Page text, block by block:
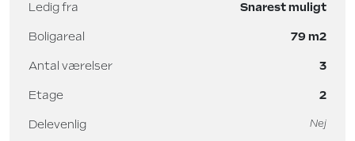
Ledig fra Snarest muligt
Boligareal 79 m2
Antal værelser 3
Etage 2
Delevenlig Nej